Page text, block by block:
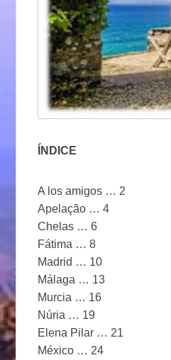
ÍNDICE
A los amigos … 2
Apelação … 4
Chelas … 6
Fátima … 8
Madrid … 10
Málaga … 13
Murcia … 16
Núria … 19
Elena Pilar … 21
México … 24